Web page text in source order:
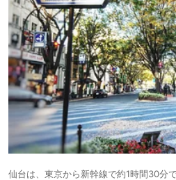
仙台は、東京から新幹線で約1時間30分